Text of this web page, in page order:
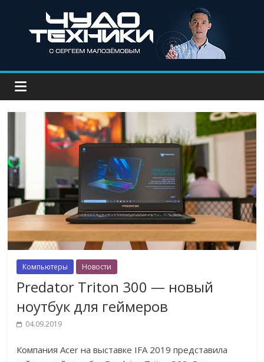
Компьютеры Новости
Predator Triton 300 — новый
ноутбук для геймеров
04.09.2019
Компания Acer на выставке IFA 2019 представила